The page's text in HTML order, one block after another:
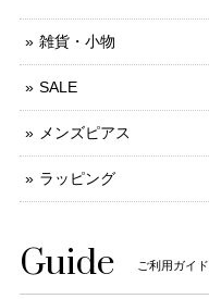
雑貨・小物
SALE
メンズピアス
ラッピング
Guide ご利用ガイド